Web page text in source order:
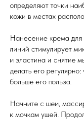
определяют точки
кожи в местах
Нанесение крема для
линий стимулирует
и эластина и снятие
делать его
больше его польза.
Начните с шеи,
к мочкам ушей.